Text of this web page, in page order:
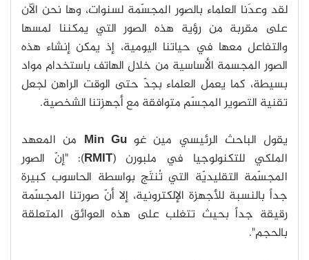
لقد وعدَنا العلماء بالصور المجسّمة لسنوات، وها نحن الآن
على مقربة من رؤية هذه الصور التي يمكننا لمسها
والتفاعل معها في حياتنا اليومية، إذ يمكن إنشاء هذه
الصور المجسمة الأساسية من خلال الهاتف باستخدام مواد
بسيطة، كما يعمل العلماء بجدّ حتى الوقت الراهن لجعل
تقنية التصوير المجسّم متوافقة مع أجهزتنا الشخصية.
يقول الباحث الرئيسي مين غوMin Gu من المعهد
الملكي للتكنولوجيا في ملبورن (RMIT): "إنّ الصور
المجسّمة التقليديّة التي تُنتَج بواسطة الحاسوب كبيرة
جداً بالنسبة للأجهزة الإلكترونية، إلا أنّ صورتنا المجسّمة
رقيقة جداً بحيث تتغلب على هذه العوائق المتعلقة
بالحجم".